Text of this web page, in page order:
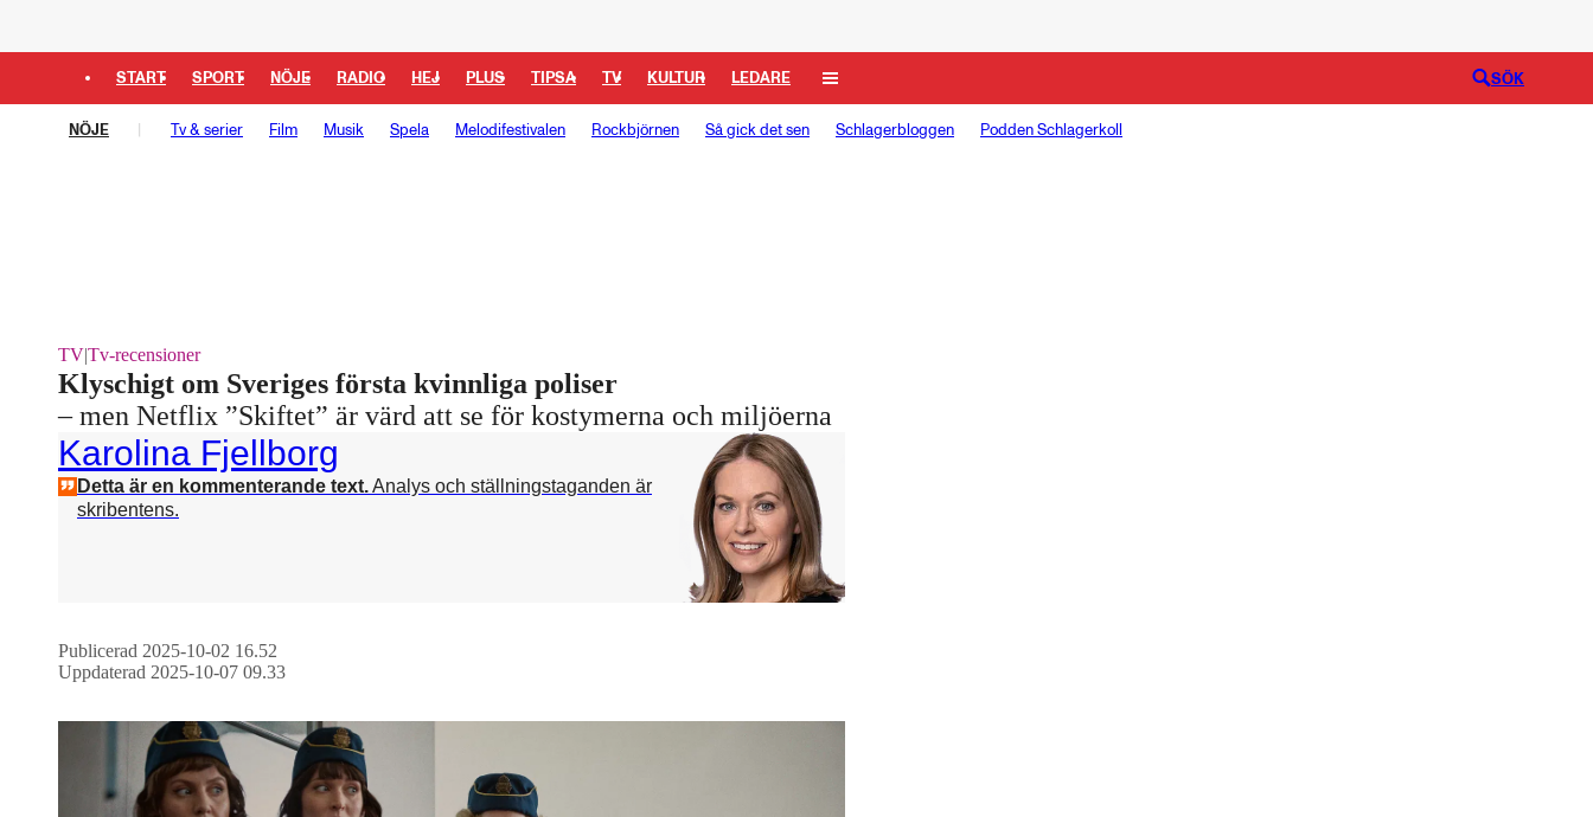
START SPORT NÖJE RADIO HEJ PLUS TIPSA TV KULTUR LEDARE SÖK
NÖJE Tv & serier Film Musik Spela Melodifestivalen Rockbjörnen Så gick det sen Schlagerbloggen Podden Schlagerkoll
TV|Tv-recensioner
Klyschigt om Sveriges första kvinnliga poliser
– men Netflix ”Skiftet” är värd att se för kostymerna och miljöerna
Karolina Fjellborg
Detta är en kommenterande text.Analys och ställningstaganden är
skribentens.
Publicerad 2025-10-02 16.52
Uppdaterad 2025-10-07 09.33